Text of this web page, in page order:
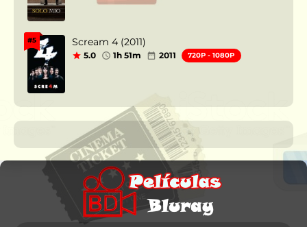
#5 Scream 4 (2011)
5.0 1h 51m 2011 720P - 1080P